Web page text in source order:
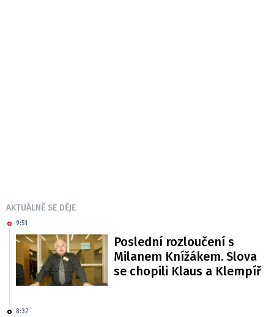
AKTUÁLNĚ SE DĚJE
9:51
Poslední rozloučení s
Milanem Knížákem. Slova
se chopili Klaus a Klempíř
8:37